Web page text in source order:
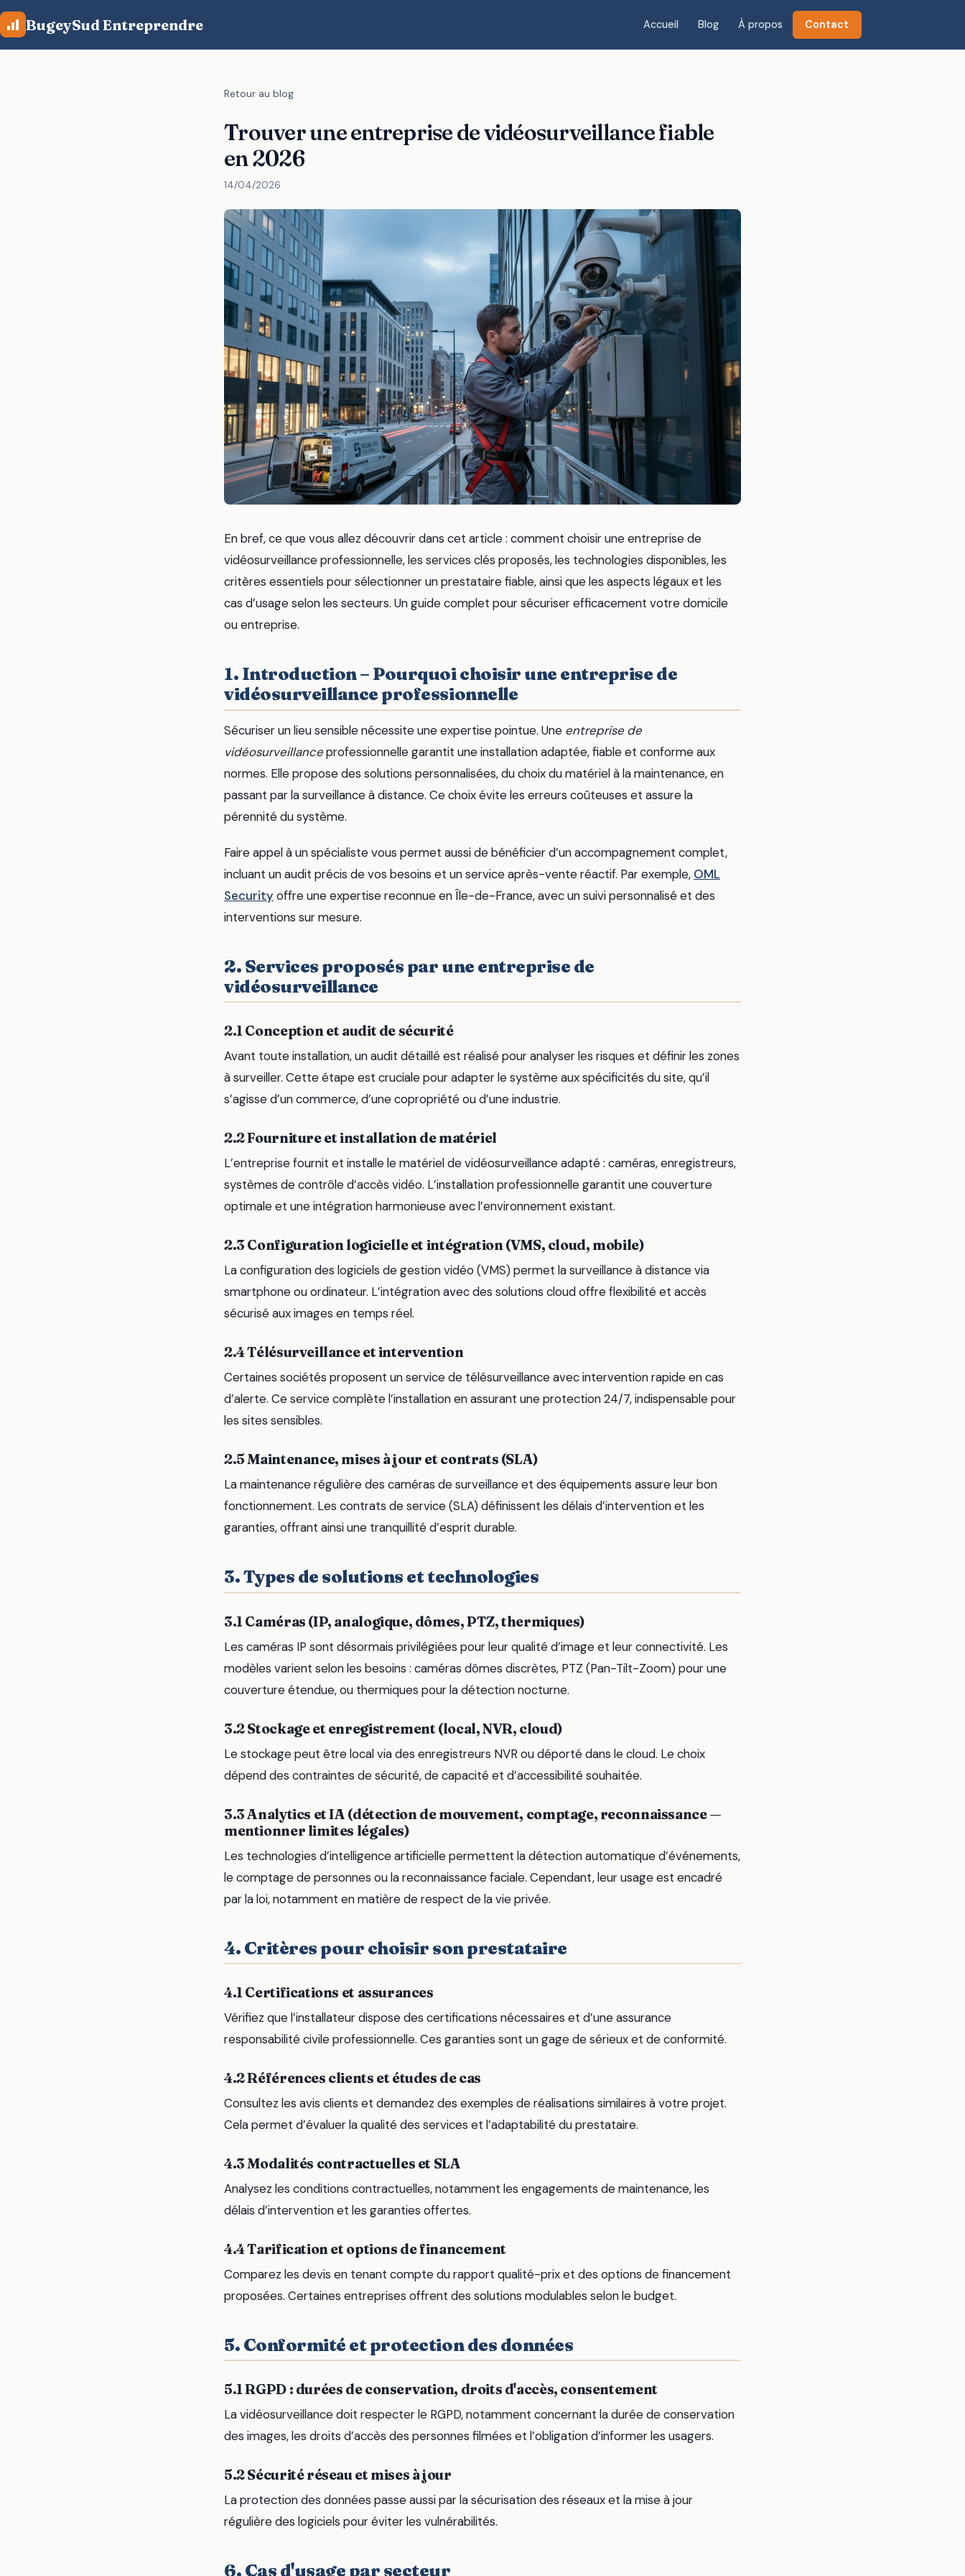
Aller au contenu principal
BugeySud Entreprendre Accueil Blog À propos Contact
Retour au blog
Trouver une entreprise de vidéosurveillance fiable
en 2026
14/04/2026
En bref, ce que vous allez découvrir dans cet article : comment choisir une entreprise de
vidéosurveillance professionnelle, les services clés proposés, les technologies disponibles, les
critères essentiels pour sélectionner un prestataire fiable, ainsi que les aspects légaux et les
cas d’usage selon les secteurs. Un guide complet pour sécuriser efficacement votre domicile
ou entreprise.
1. Introduction – Pourquoi choisir une entreprise de
vidéosurveillance professionnelle
Sécuriser un lieu sensible nécessite une expertise pointue. Une entreprise de
vidéosurveillanceprofessionnelle garantit une installation adaptée, fiable et conforme aux
normes. Elle propose des solutions personnalisées, du choix du matériel à la maintenance, en
passant par la surveillance à distance. Ce choix évite les erreurs coûteuses et assure la
pérennité du système.
Faire appel à un spécialiste vous permet aussi de bénéficier d’un accompagnement complet,
incluant un audit précis de vos besoins et un service après-vente réactif. Par exemple, OML
Security offre une expertise reconnue en Île-de-France, avec un suivi personnalisé et des
interventions sur mesure.
2. Services proposés par une entreprise de
vidéosurveillance
2.1 Conception et audit de sécurité
Avant toute installation, un audit détaillé est réalisé pour analyser les risques et définir les zones
à surveiller. Cette étape est cruciale pour adapter le système aux spécificités du site, qu’il
s’agisse d’un commerce, d’une copropriété ou d’une industrie.
2.2 Fourniture et installation de matériel
L’entreprise fournit et installe le matériel de vidéosurveillance adapté : caméras, enregistreurs,
systèmes de contrôle d’accès vidéo. L’installation professionnelle garantit une couverture
optimale et une intégration harmonieuse avec l’environnement existant.
2.3 Configuration logicielle et intégration (VMS, cloud, mobile)
La configuration des logiciels de gestion vidéo (VMS) permet la surveillance à distance via
smartphone ou ordinateur. L’intégration avec des solutions cloud offre flexibilité et accès
sécurisé aux images en temps réel.
2.4 Télésurveillance et intervention
Certaines sociétés proposent un service de télésurveillance avec intervention rapide en cas
d’alerte. Ce service complète l’installation en assurant une protection 24/7, indispensable pour
les sites sensibles.
2.5 Maintenance, mises à jour et contrats (SLA)
La maintenance régulière des caméras de surveillance et des équipements assure leur bon
fonctionnement. Les contrats de service (SLA) définissent les délais d’intervention et les
garanties, offrant ainsi une tranquillité d’esprit durable.
3. Types de solutions et technologies
3.1 Caméras (IP, analogique, dômes, PTZ, thermiques)
Les caméras IP sont désormais privilégiées pour leur qualité d’image et leur connectivité. Les
modèles varient selon les besoins : caméras dômes discrètes, PTZ (Pan-Tilt-Zoom) pour une
couverture étendue, ou thermiques pour la détection nocturne.
3.2 Stockage et enregistrement (local, NVR, cloud)
Le stockage peut être local via des enregistreurs NVR ou déporté dans le cloud. Le choix
dépend des contraintes de sécurité, de capacité et d’accessibilité souhaitée.
3.3 Analytics et IA (détection de mouvement, comptage, reconnaissance —
mentionner limites légales)
Les technologies d’intelligence artificielle permettent la détection automatique d’événements,
le comptage de personnes ou la reconnaissance faciale. Cependant, leur usage est encadré
par la loi, notamment en matière de respect de la vie privée.
4. Critères pour choisir son prestataire
4.1 Certifications et assurances
Vérifiez que l’installateur dispose des certifications nécessaires et d’une assurance
responsabilité civile professionnelle. Ces garanties sont un gage de sérieux et de conformité.
4.2 Références clients et études de cas
Consultez les avis clients et demandez des exemples de réalisations similaires à votre projet.
Cela permet d’évaluer la qualité des services et l’adaptabilité du prestataire.
4.3 Modalités contractuelles et SLA
Analysez les conditions contractuelles, notamment les engagements de maintenance, les
délais d’intervention et les garanties offertes.
4.4 Tarification et options de financement
Comparez les devis en tenant compte du rapport qualité-prix et des options de financement
proposées. Certaines entreprises offrent des solutions modulables selon le budget.
5. Conformité et protection des données
5.1 RGPD : durées de conservation, droits d'accès, consentement
La vidéosurveillance doit respecter le RGPD, notamment concernant la durée de conservation
des images, les droits d’accès des personnes filmées et l’obligation d’informer les usagers.
5.2 Sécurité réseau et mises à jour
La protection des données passe aussi par la sécurisation des réseaux et la mise à jour
régulière des logiciels pour éviter les vulnérabilités.
6. Cas d'usage par secteur